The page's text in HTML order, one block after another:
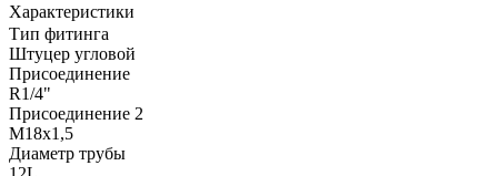
Характеристики
Тип фитинга
Штуцер угловой
Присоединение
R1/4"
Присоединение 2
M18x1,5
Диаметр трубы